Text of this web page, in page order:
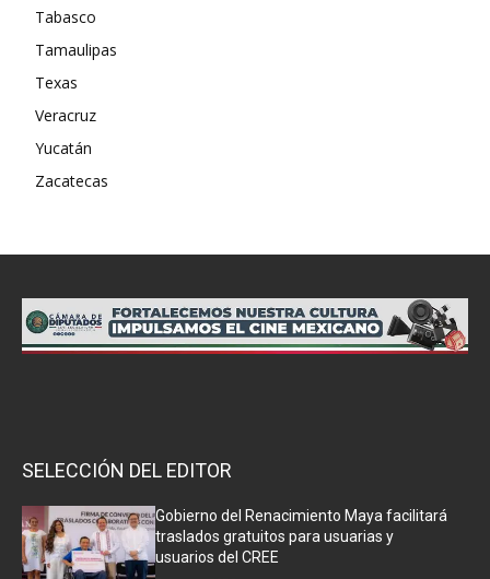
Tabasco
Tamaulipas
Texas
Veracruz
Yucatán
Zacatecas
SELECCIÓN DEL EDITOR
Gobierno del Renacimiento Maya facilitará
traslados gratuitos para usuarias y
usuarios del CREE